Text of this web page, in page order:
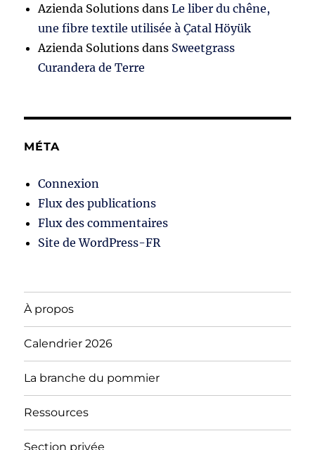
Azienda Solutions dansLe liber du chêne,
une fibre textile utilisée à Çatal Höyük
Azienda Solutions dans Sweetgrass
Curandera de Terre
MÉTA
Connexion
Flux des publications
Flux des commentaires
Site de WordPress-FR
À propos
Calendrier 2026
La branche du pommier
Ressources
Section privée